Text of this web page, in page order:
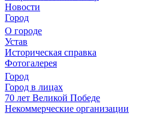
Новости
Город
О городе
Устав
Историческая справка
Фотогалерея
Город
Город в лицах
70 лет Великой Победе
Некоммерческие организации